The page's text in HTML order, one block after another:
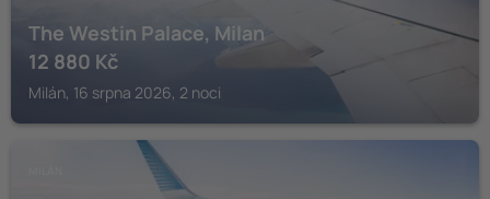
The Westin Palace, Milan
12 880 Kč
Milán, 16 srpna 2026, 2 noci